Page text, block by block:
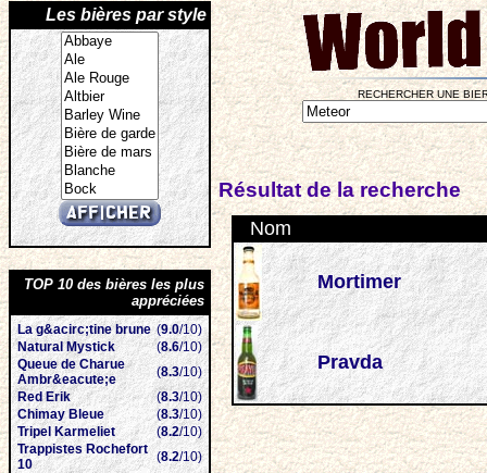
Les bières par style
TOP 10 des bières les plus
appréciées
La g&acirc;tine brune (9.0/10)
Natural Mystick
(8.6/10)
Queue de Charue
Ambr&eacute;e
(8.3/10)
Red Erik
(8.3/10)
Chimay Bleue
(8.3/10)
Tripel Karmeliet
(8.2/10)
Trappistes Rochefort
10
(8.2/10)
RECHERCHER UNE
Résultat de la recherche
Nom
Mortimer
Pravda